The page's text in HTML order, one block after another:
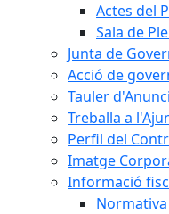
Actes del
Sala de
Junta de
Acció de
Tauler
Treballa a
Perfil del
Imatge
Informació
Normativa